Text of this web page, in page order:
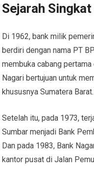
Sejarah
Di 1962, bank milik
berdiri dengan nama PT
membuka cabang
Nagari bertujuan untuk
khususnya Sumatera Barat.
Setelah itu, pada 1973,
Sumbar menjadi Bank
Dan pada 1983, Bank
kantor pusat di Jalan